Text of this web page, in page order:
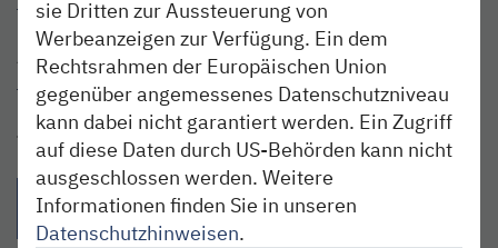
Alle Infos zum Festival gibs unter
http://www.facebook.com/holibeachbuesum
Teilen:
{{Link öffnet facebook teilen in neuem
{{Link öffnet twitter teilen in neuem
{{Link öffnet whatsapp teilen in
{{per E-Mail teilen}} -
sie Dritten zur Aussteuerung von
Werbeanzeigen zur Verfügung. Ein dem
Rechtsrahmen der Europäischen Union
gegenüber angemessenes Datenschutzniveau
kann dabei nicht garantiert werden. Ein Zugriff
auf diese Daten durch US-Behörden kann nicht
ausgeschlossen werden. Weitere
Informationen finden Sie in unseren
Datenschutzhinweisen.